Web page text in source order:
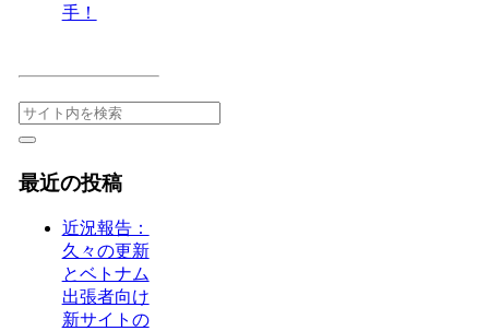
手！
最近の投稿
近況報告：
久々の更新
とベトナム
出張者向け
新サイトの